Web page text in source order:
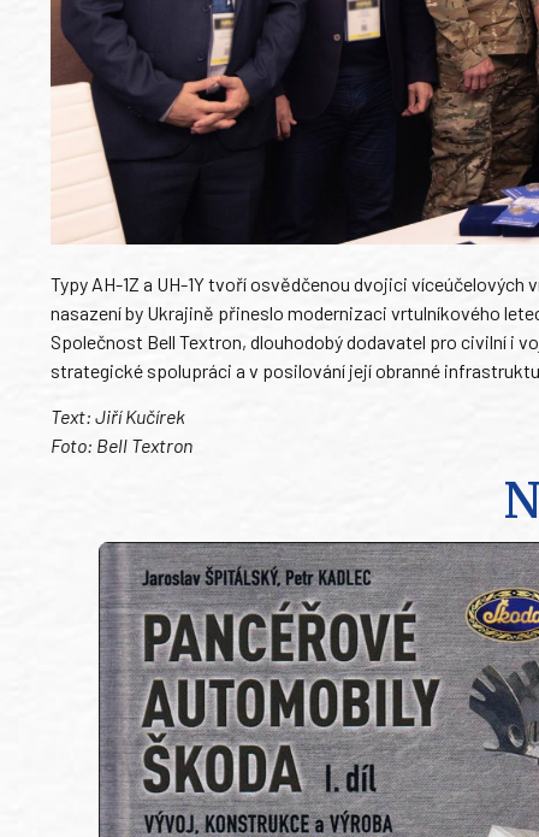
Typy AH-1Z a UH-1Y tvoří osvědčenou dvojici
nasazení by Ukrajině přineslo modernizaci vrtulníkového
Společnost Bell Textron, dlouhodobý dodavatel pro civilní i
strategické spolupráci a v posilování její obranné
Text: Jiří Kučírek
Foto: Bell Textron